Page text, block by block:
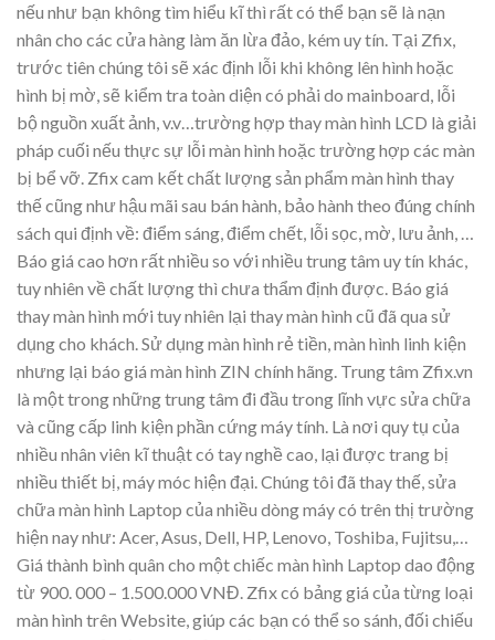
nếu như bạn không tìm hiểu kĩ thì rất có thể bạn sẽ là nạn
nhân cho các cửa hàng làm ăn lừa đảo, kém uy tín. Tại Zfix,
trước tiên chúng tôi sẽ xác định lỗi khi không lên hình hoặc
hình bị mờ, sẽ kiểm tra toàn diện có phải do mainboard, lỗi
bộ nguồn xuất ảnh, v.v…trường hợp thay màn hình LCD là giải
pháp cuối nếu thực sự lỗi màn hình hoặc trường hợp các màn
bị bể vỡ. Zfix cam kết chất lượng sản phẩm màn hình thay
thế cũng như hậu mãi sau bán hành, bảo hành theo đúng chính
sách qui định về: điểm sáng, điểm chết, lỗi sọc, mờ, lưu ảnh, …
Báo giá cao hơn rất nhiều so với nhiều trung tâm uy tín khác,
tuy nhiên về chất lượng thì chưa thẩm định được. Báo giá
thay màn hình mới tuy nhiên lại thay màn hình cũ đã qua sử
dụng cho khách. Sử dụng màn hình rẻ tiền, màn hình linh kiện
nhưng lại báo giá màn hình ZIN chính hãng. Trung tâm Zfix.vn
là một trong những trung tâm đi đầu trong lĩnh vực sửa chữa
và cũng cấp linh kiện phần cứng máy tính. Là nơi quy tụ của
nhiều nhân viên kĩ thuật có tay nghề cao, lại được trang bị
nhiều thiết bị, máy móc hiện đại. Chúng tôi đã thay thế, sửa
chữa màn hình Laptop của nhiều dòng máy có trên thị trường
hiện nay như: Acer, Asus, Dell, HP, Lenovo, Toshiba, Fujitsu,…
Giá thành bình quân cho một chiếc màn hình Laptop dao động
từ 900. 000 – 1.500.000 VNĐ. Zfix có bảng giá của từng loại
màn hình trên Website, giúp các bạn có thể so sánh, đối chiếu